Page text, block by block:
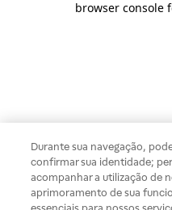
browser console
Durante sua navegação,
confirmar sua identidade;
acompanhar a utilização de
aprimoramento de sua